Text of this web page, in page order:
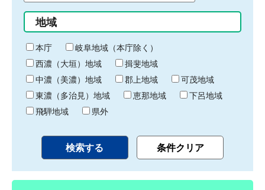
始
り
間
終
わ
り
地域
本庁
岐阜地域（本庁除く）
西濃（大垣）地域
揖斐地域
中濃（美濃）地域
郡上地域
可茂地域
東濃（多治見）地域
恵那地域
下呂地域
飛騨地域
県外